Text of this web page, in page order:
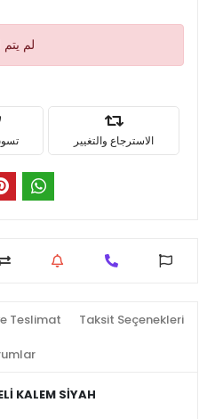
لم
الاسترجاع والتغيير
Teslimat Taksit Seçenekleri
KALEM SİYAH